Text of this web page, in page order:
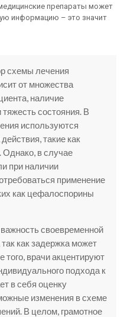
препараты может
информацию – это значит
схемы лечения
от множества
наличие
состояния. В
используются
такие как
в случае
при наличии
применение
как цефалоспорины
своевременной
как задержка может
того, врачи акцентируют
подхода к
в себя оценку
изменения в схеме
В целом, грамотное